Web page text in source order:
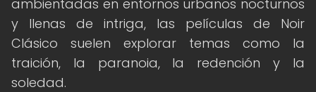
ambientadas en entornos urbanos nocturnos
y llenas de intriga, las películas de Noir
Clásico suelen explorar temas como la
traición, la paranoia, la redención y la
soledad.